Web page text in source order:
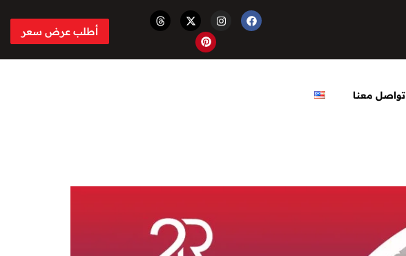
أطلب عرض سعر
تواصل معنا